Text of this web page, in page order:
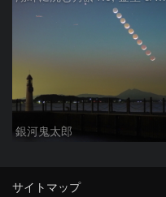
銀河鬼太郎
サイトマップ